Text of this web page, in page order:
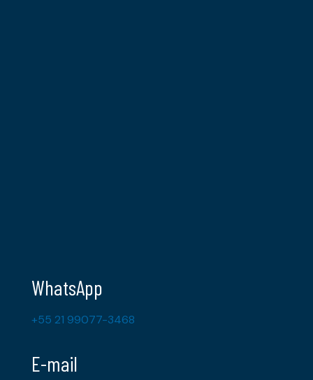
WhatsApp
+55 21 99077-3468
E-mail